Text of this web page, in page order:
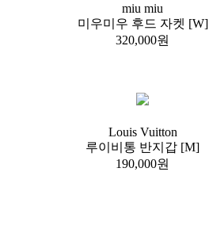
miu miu
미우미우 후드 자켓 [W]
320,000원
Louis Vuitton
루이비통 반지갑 [M]
190,000원